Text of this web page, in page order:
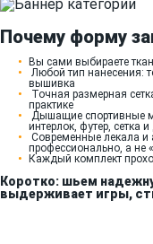
Почему форму
Вы сами выбираете
Любой тип нанесения:
вышивка
Точная размерная
практике
Дышащие спортивные
интерлок, футер, сетка и
Современные лекала и
профессионально, а не
Каждый комплект
Коротко: шьем
выдерживает игры,